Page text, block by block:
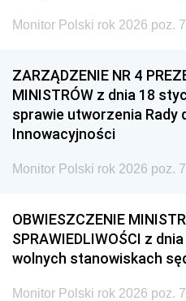
Monitor Polski rok 2026 poz.
ZARZĄDZENIE NR 4
MINISTRÓW z dnia 18
sprawie utworzenia Rady
Innowacyjności
Monitor Polski rok 2026 poz.
OBWIESZCZENIE
SPRAWIEDLIWOŚCI z
wolnych stanowiskach
Monitor Polski rok 2026 poz.